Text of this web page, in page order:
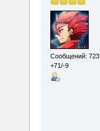
Сообщений: 723
+71/-9